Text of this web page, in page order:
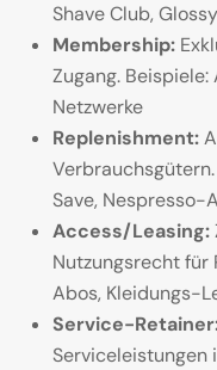
Shave Club,
Membership:
Zugang.
Netzwerke
Replenishment:
Save, Nespresso-
Access/Leasing:
Nutzungsrecht für
Abos, Kleidungs-
Service-
Serviceleistungen